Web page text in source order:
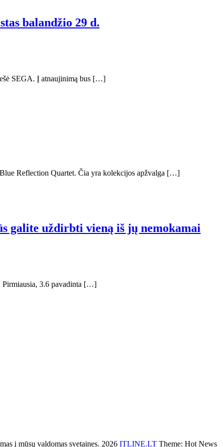
balandžio 29 d.
SEGA. Į atnaujinimą bus […]
Reflection Quartet. Čia yra kolekcijos apžvalga […]
galite uždirbti vieną iš jų nemokamai
Pirmiausia, 3.6 pavadinta […]
į mūsų valdomas svetaines. 2026 ITLINE.LT Theme: Hot News